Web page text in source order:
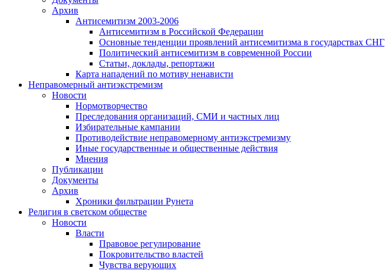
Архив
Антисемитизм 2003-2006
Антисемитизм в Российской Федерации
Основные тенденции проявлений антисемитизма в государствах СНГ
Политический антисемитизм в современной России
Статьи, доклады, репортажи
Карта нападений по мотиву ненависти
Неправомерный антиэкстремизм
Новости
Нормотворчество
Преследования организаций, СМИ и частных лиц
Избирательные кампании
Противодействие неправомерному антиэкстремизму
Иные государственные и общественные действия
Мнения
Публикации
Документы
Архив
Хроники фильтрации Рунета
Религия в светском обществе
Новости
Власти
Правовое регулирование
Покровительство властей
Чувства верующих